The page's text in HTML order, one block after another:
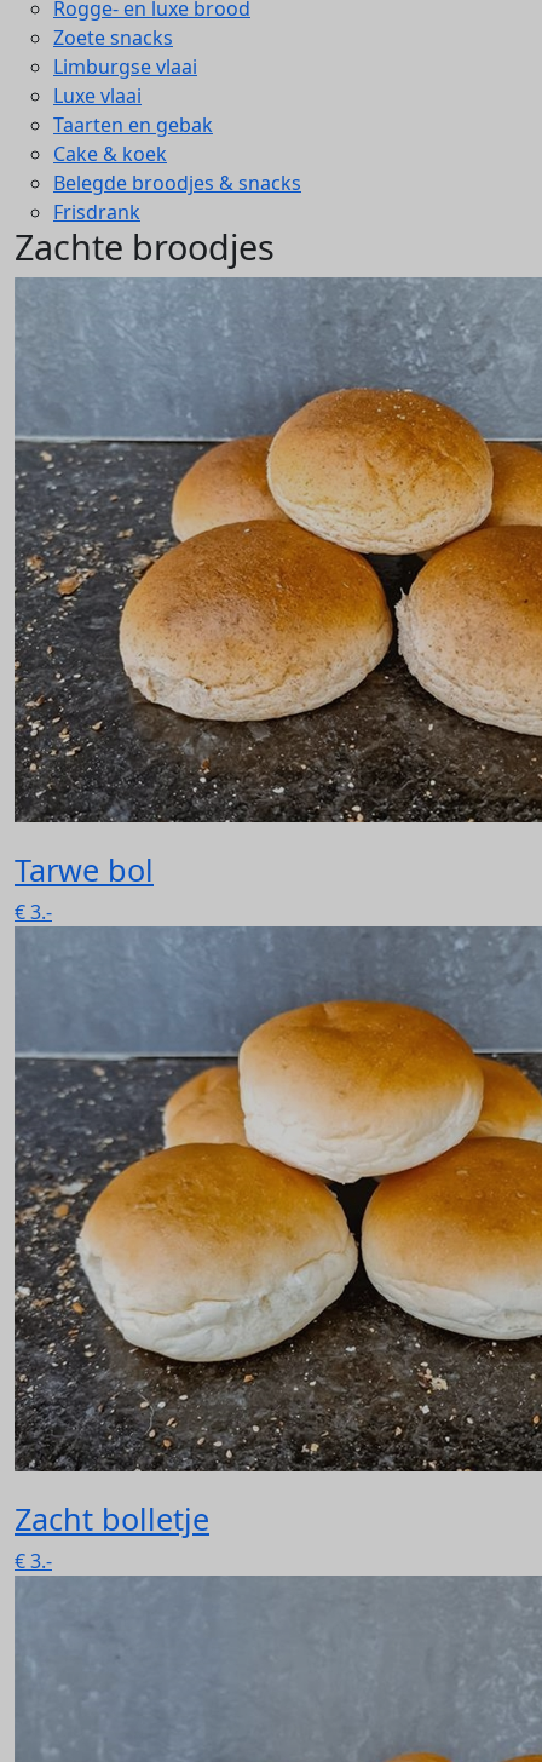
Rogge- en luxe brood
Zoete snacks
Limburgse vlaai
Luxe vlaai
Taarten en gebak
Cake & koek
Belegde broodjes & snacks
Frisdrank
Zachte broodjes
Tarwe bol
€3.-
Zacht bolletje
€3.-